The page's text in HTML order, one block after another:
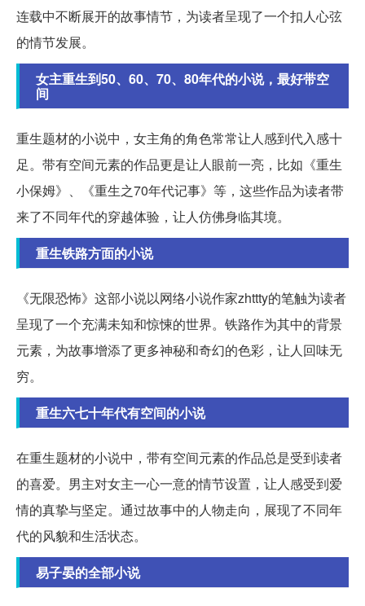
连载中不断展开的故事情节，为读者呈现了一个扣人心弦
的情节发展。
女主重生到50、60、70、80年代的小说，最好带空
间
重生题材的小说中，女主角的角色常常让人感到代入感十
足。带有空间元素的作品更是让人眼前一亮，比如《重生
小保姆》、《重生之70年代记事》等，这些作品为读者带
来了不同年代的穿越体验，让人仿佛身临其境。
重生铁路方面的小说
《无限恐怖》这部小说以网络小说作家zhttty的笔触为读者
呈现了一个充满未知和惊悚的世界。铁路作为其中的背景
元素，为故事增添了更多神秘和奇幻的色彩，让人回味无
穷。
重生六七十年代有空间的小说
在重生题材的小说中，带有空间元素的作品总是受到读者
的喜爱。男主对女主一心一意的情节设置，让人感受到爱
情的真挚与坚定。通过故事中的人物走向，展现了不同年
代的风貌和生活状态。
易子晏的全部小说